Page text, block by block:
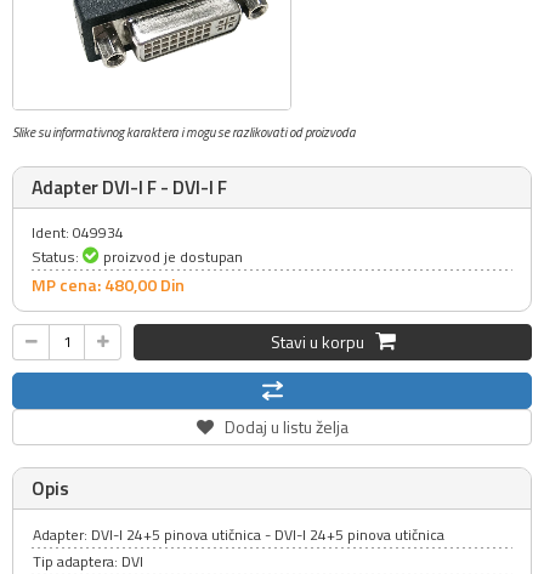
Slike su informativnog karaktera i mogu se razlikovati od proizvoda
Adapter DVI-I F - DVI-I F
Ident: 049934
Status:
proizvod je dostupan
MP cena: 480,00Din
Stavi u korpu
Dodaj u listu želja
Opis
Adapter: DVI-I 24+5 pinova utičnica - DVI-I 24+5 pinova utičnica
Tip adaptera: DVI